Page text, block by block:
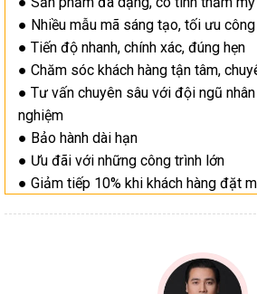
● Nhiều mẫu mã sáng tạo, tối ưu
● Tiến độ nhanh, chính xác, đúng hẹn
● Chăm sóc khách hàng tận tâm,
● Tư vấn chuyên sâu với đội ngũ
nghiệm
● Bảo hành dài hạn
● Ưu đãi với những công trình lớn
● Giảm tiếp 10% khi khách hàng đặt